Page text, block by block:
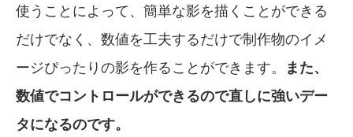
使うことによって、簡単な影を描くことができる
だけでなく、数値を工夫するだけで制作物のイメ
ージぴったりの影を作ることができます。
また、
数値でコントロールができるので直しに強いデー
タになるのです。